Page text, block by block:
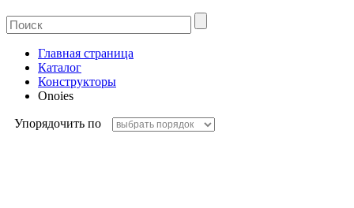
Главная страница
Каталог
Конструкторы
Onoies
Упорядочить по